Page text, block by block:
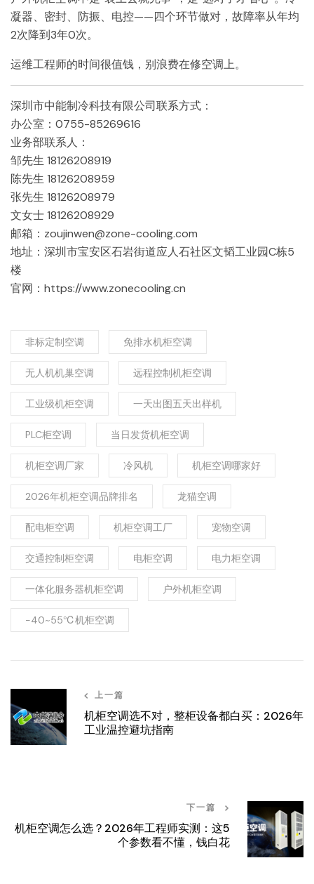
凝器、密封、防振、电控——四个环节做对，故障率从年均
2次降到3年0次。
运维工程师的时间很值钱，别浪费在修空调上。
深圳市中能制冷科技有限公司联系方式：
办公室：0755-85269616
业务部联系人：
邹先生 18126208919
陈先生 18126208959
张先生 18126208979
文女士 18126208929
邮箱：zoujinwen@zone-cooling.com
地址：深圳市宝安区石岩街道应人石社区文韬工业园C栋5
楼
官网：https://www.zonecooling.cn
非标定制空调 免排水机柜空调
无人机机巢空调 远程控制机柜空调
工业级机柜空调 一天出图五天出样机
PLC柜空调 当日发货机柜空调
机柜空调厂家 冷风机 机柜空调哪家好
2026年机柜空调品牌排名 龙猫空调
配电柜空调 机柜空调工厂 宠物空调
交通控制柜空调 电柜空调 电力柜空调
一体化服务器机柜空调 户外机柜空调
-40~55℃机柜空调
上一篇
机柜空调选不对，整柜设备都白买：2026年
工业温控避坑指南
下一篇
机柜空调怎么选？2026年工程师实测：这5
个参数看不懂，钱白花